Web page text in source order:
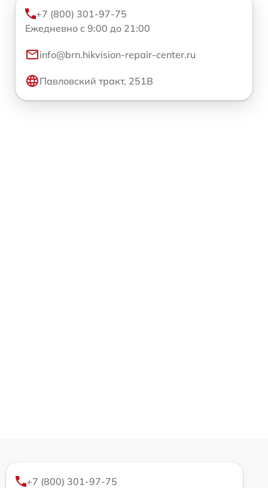
+7 (800) 301-97-75
Ежедневно с 9:00 до 21:00
info@brn.hikvision-repair-center.ru
Павловский тракт, 251В
+7 (800) 301-97-75